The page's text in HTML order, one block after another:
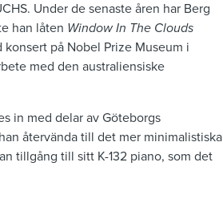
Under de senaste åren har Berg
han låten Window In The Clouds
på Nobel Prize Museum i
med den australiensiske
in med delar av Göteborgs
återvända till det mer minimalistiska
tillgång till sitt K-132 piano, som det